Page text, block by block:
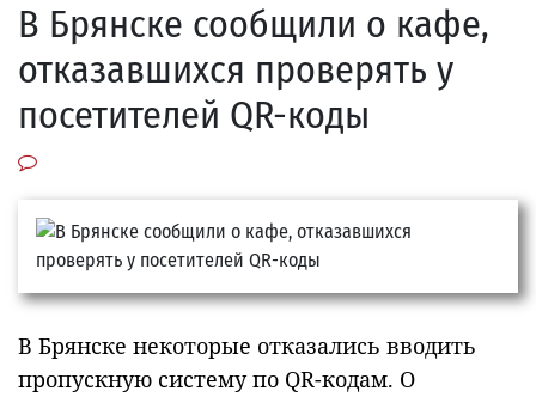
В Брянске сообщили о кафе,
отказавшихся проверять у
посетителей QR-коды
В Брянске некоторые отказались вводить
пропускную систему по QR-кодам. О